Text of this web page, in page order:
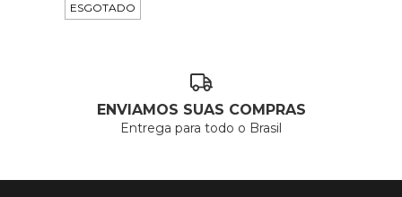
ESGOTADO
ENVIAMOS SUAS COMPRAS
Entrega para todo o Brasil